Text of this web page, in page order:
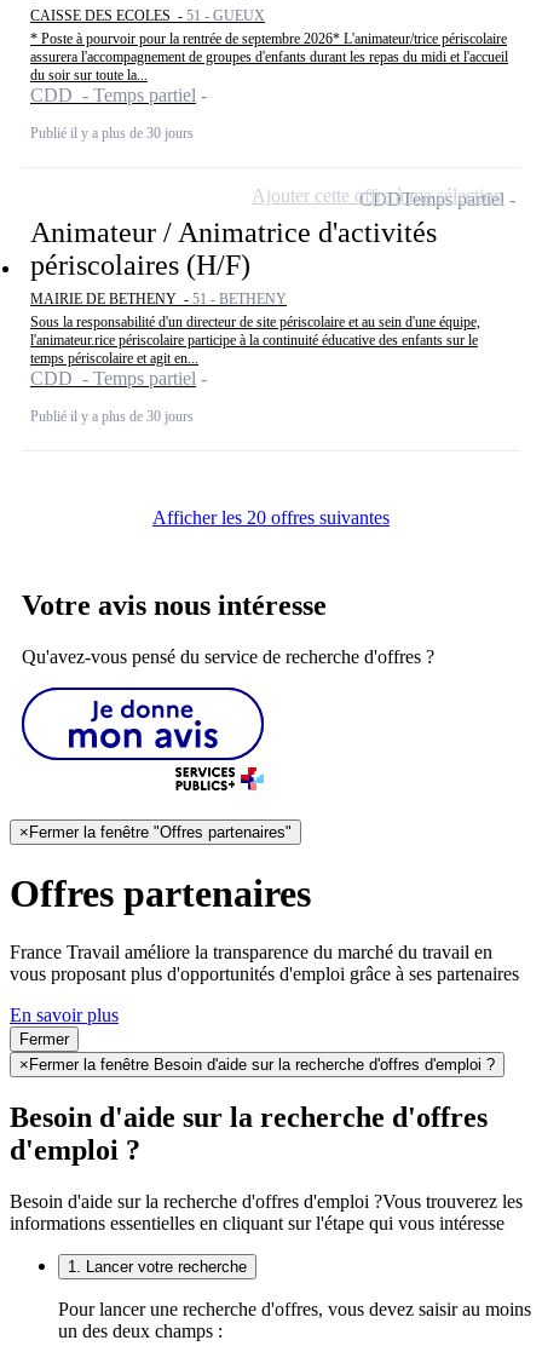
CAISSE DES ECOLES - 51 - GUEUX
* Poste à pourvoir pour la rentrée de septembre 2026* L'animateur/trice périscolaire
assurera l'accompagnement de groupes d'enfants durant les repas du midi et l'accueil
du soir sur toute la...
CDD - Temps partiel
Publié il y a plus de 30 jours
Animateur / Animatrice d'activités
périscolaires (H/F)
MAIRIE DE BETHENY - 51 - BETHENY
Sous la responsabilité d'un directeur de site périscolaire et au sein d'une équipe,
l'animateur.rice périscolaire participe à la continuité éducative des enfants sur le
temps périscolaire et agit en...
CDD - Temps partiel
Publié il y a plus de 30 jours
CDDTemps partiel
Ajouter cette offre à ma sélection
Afficher les 20 offres suivantes
Votre avis nous intéresse
Qu'avez-vous pensé du service de recherche d'offres ?
× Fermer la fenêtre "Offres partenaires"
Offres partenaires
France Travail améliore la transparence du marché du travail en
vous proposant plus d'opportunités d'emploi grâce à ses partenaires
En savoir plus
Fermer
× Fermer la fenêtre Besoin d'aide sur la recherche d'offres d'emploi ?
Besoin d'aide sur la recherche d'offres
d'emploi ?
Besoin d'aide sur la recherche d'offres d'emploi ?Vous trouverez les
informations essentielles en cliquant sur l'étape qui vous intéresse
1. Lancer votre recherche
Pour lancer une recherche d'offres, vous devez saisir au moins
un des deux champs :